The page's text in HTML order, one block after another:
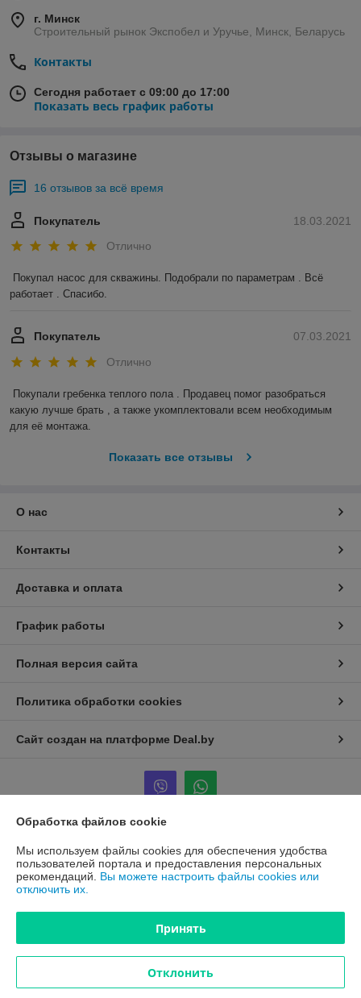
г. Минск
Строительный рынок Экспобел и Уручье, Минск, Беларусь
Контакты
Сегодня работает с 09:00 до 17:00
Показать весь график работы
Отзывы о магазине
16 отзывов за всё время
18.03.2021
Покупатель
Отлично
Покупал насос для скважины. Подобрали по параметрам . Всё
работает . Спасибо.
07.03.2021
Покупатель
Отлично
Покупали гребенка теплого пола . Продавец помог разобраться
какую лучше брать , а также укомплектовали всем необходимым
для её монтажа.
Показать все отзывы
О нас
Контакты
Доставка и оплата
График работы
Полная версия сайта
Политика обработки cookies
Сайт создан на платформе Deal.by
Информация для покупателя
Юридическое лицо: ООО "ПроАква"
г.Минск ул.Городецкая 44, пом.155А
Регистрационный орган: Минским горисполкомом
Дата регистрации компании: 22.09.2022
Обработка файлов cookie
Мы используем файлы cookies для обеспечения удобства
пользователей портала и предоставления персональных
рекомендаций. Вы можете настроить файлы cookies или
отключить их.
Принять
Отклонить